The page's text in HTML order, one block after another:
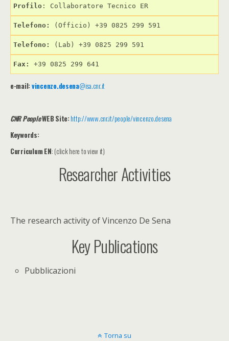
Profilo : Collaboratore Tecnico ER
Telefono: (Officio) +39 0825 299 591
Telefono: (Lab) +39 0825 299 591
Fax: +39 0825 299 641
e-mail:vincenzo.desena@isa.cnr.it
CNR PeopleWEB Site:http://www.cnr.it/people/vincenzo.desena
Keywords:
Curriculum EN: (click here to view it)
Researcher Activities
The research activity of Vincenzo De Sena
Key Publications
Pubblicazioni
Torna su